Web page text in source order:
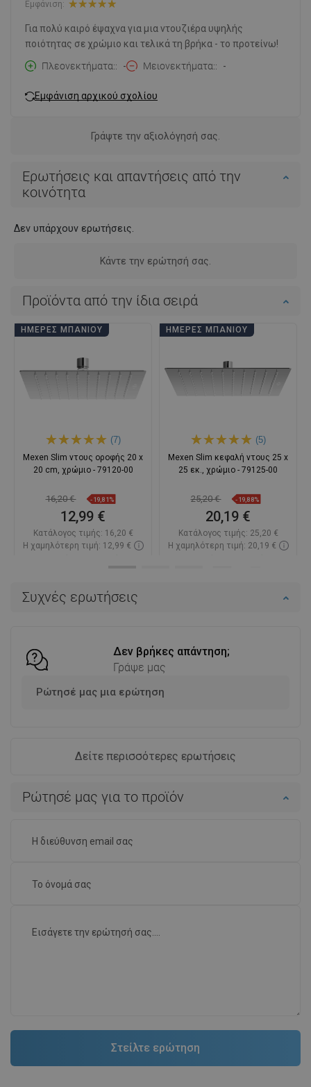
Συχνές ερωτήσεις
Δεν βρήκες απάντηση;
Γράψε μας
Ρώτησέ μας μια ερώτηση
Δείτε περισσότερες ερωτήσεις
Εμφάνιση:
Για πολύ καιρό έψαχνα για μια ντουζιέρα υψηλής
ποιότητας σε χρώμιο και τελικά τη βρήκα - το προτείνω!
Πλεονεκτήματα:
- Μειονεκτήματα: -
Εμφάνιση αρχικού σχολίου
Γράψτε την αξιολόγησή σας.
Ερωτήσεις και απαντήσεις από την
κοινότητα
Δεν υπάρχουν ερωτήσεις.
Κάντε την ερώτησή σας.
Ρώτησέ μας για το προϊόν
Προϊόντα από την ίδια σειρά
ΗΜΈΡΕΣ ΜΠΆΝΙΟΥ
(7)
Mexen Slim ντους οροφής 20 x
20 cm, χρώμιο - 79120-00
16,20 € -19,81%
12,99 €
Κατάλογος τιμής: 16,20 €
Η χαμηλότερη τιμή: 12,99 €
ΗΜΈΡΕΣ ΜΠΆΝΙΟΥ
(5)
Mexen Slim κεφαλή ντους 25 x
25 εκ., χρώμιο - 79125-00
25,20 € -19,88%
20,19 €
Κατάλογος τιμής: 25,20 €
Η χαμηλότερη τιμή: 20,19 €